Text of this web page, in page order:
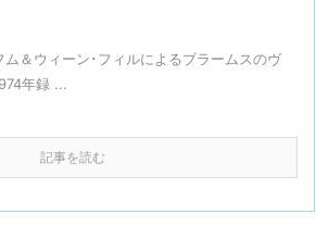
ム＆ウィーン･フィルによるブラームスのヴ
年録 ...
記事を読む